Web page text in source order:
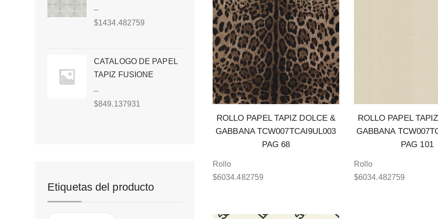
ROLLO PAPEL TAPIZ DOLCE &
GABBANA TCW007TCAI9UL003
PAG 68
Rollo
$6034.482759
ROLLO PAPEL
GABBANA
PAG 101
Rollo
$6034.482759
–
$1434.482759
CATALOGO DE PAPEL
TAPIZ FUSIONE
–
$849.137931
Etiquetas del producto